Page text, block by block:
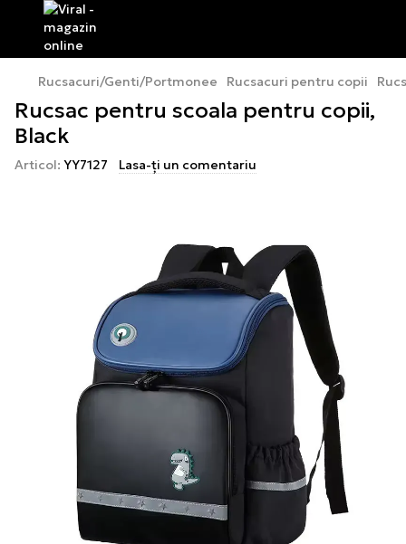
Rucsacuri/Genti/Portmonee Rucsacuri pentru copii
Rucsac pentru scoala pentru copii,
Black
Articol: YY7127 Lasa-ți un comentariu